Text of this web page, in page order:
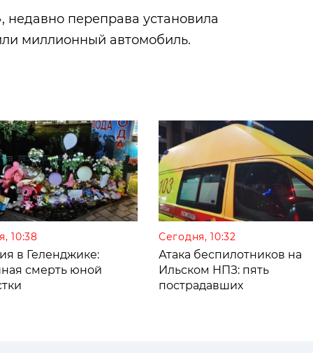
переправа установила
миллионный автомобиль.
10:38
в Геленджике:
смерть юной
Сегодня, 10:32
Атака беспилотников на
Ильском НПЗ: пять
пострадавших